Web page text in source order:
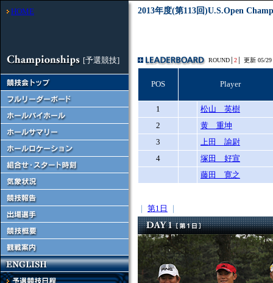
HOME
[予選競技]
2013年度(第113回)U.S.Open
ROUND│ 2 更新 05/29
POS Player
1
松山 英樹
2
黄 重坤
3
上田 諭尉
4
塚田 好宣
藤田 寛之
｜ 第1日 ｜